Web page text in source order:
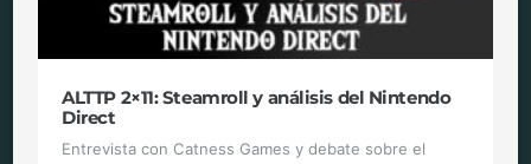
ALTTP 2×11: Steamroll y análisis del Nintendo
Direct
Entrevista con Catness Games y debate sobre el